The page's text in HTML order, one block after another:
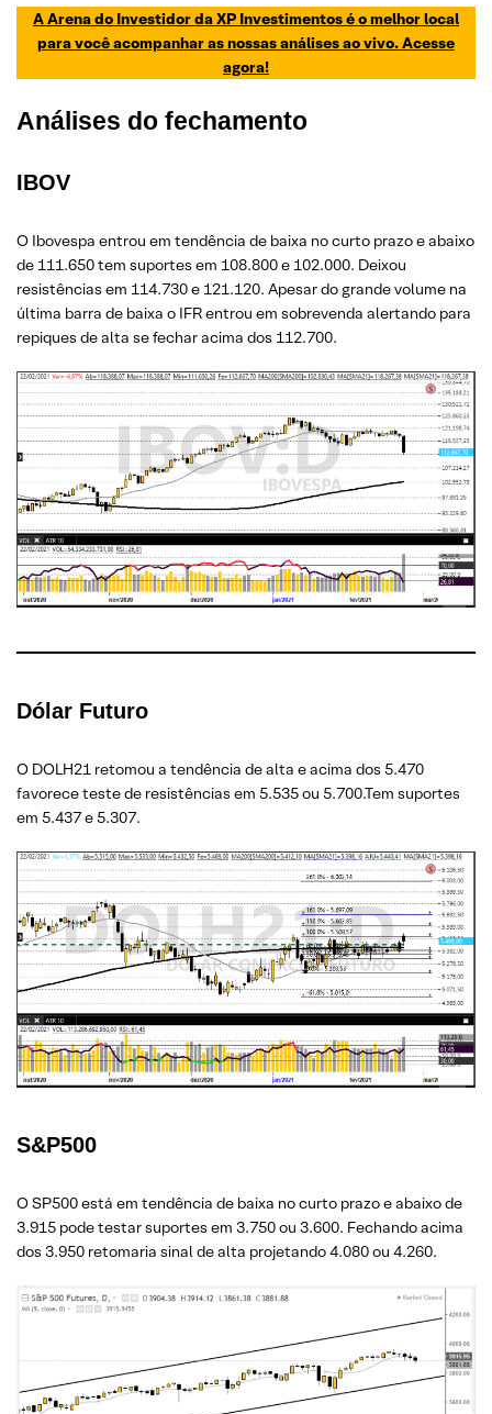
A Arena do Investidor da XP Investimentos é o melhor local
para você acompanhar as nossas análises ao vivo. Acesse
agora!
Análises do fechamento
IBOV
O Ibovespa entrou em tendência de baixa no curto prazo e abaixo
de 111.650 tem suportes em 108.800 e 102.000. Deixou
resistências em 114.730 e 121.120. Apesar do grande volume na
última barra de baixa o IFR entrou em sobrevenda alertando para
repiques de alta se fechar acima dos 112.700.
Dólar Futuro
O DOLH21 retomou a tendência de alta e acima dos 5.470
favorece teste de resistências em 5.535 ou 5.700.Tem suportes
em 5.437 e 5.307.
S&P500
O SP500 está em tendência de baixa no curto prazo e abaixo de
3.915 pode testar suportes em 3.750 ou 3.600. Fechando acima
dos 3.950 retomaria sinal de alta projetando 4.080 ou 4.260.